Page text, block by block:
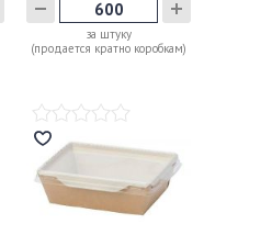
за штуку
(продается кратно коробкам)